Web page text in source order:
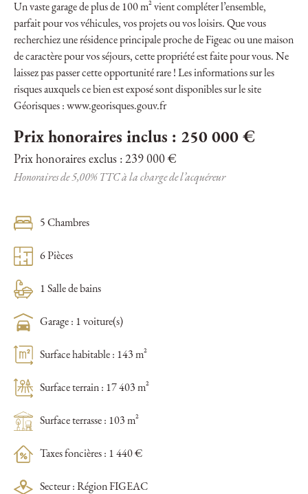
Un vaste garage de plus de 100 m² vient compléter l’ensemble,
parfait pour vos véhicules, vos projets ou vos loisirs. Que vous
recherchiez une résidence principale proche de Figeac ou une maison
de caractère pour vos séjours, cette propriété est faite pour vous. Ne
laissez pas passer cette opportunité rare ! Les informations sur les
risques auxquels ce bien est exposé sont disponibles sur le site
Géorisques : www.georisques.gouv.fr
Prix honoraires inclus : 250 000 €
Prix honoraires exclus : 239 000 €
Honoraires de 5,00% TTC à la charge de l’acquéreur
5 Chambres
6 Pièces
1 Salle de bains
Garage : 1 voiture(s)
Surface habitable : 143 m²
Surface terrain : 17 403 m²
Surface terrasse : 103 m²
Taxes foncières : 1 440 €
Secteur : Région FIGEAC